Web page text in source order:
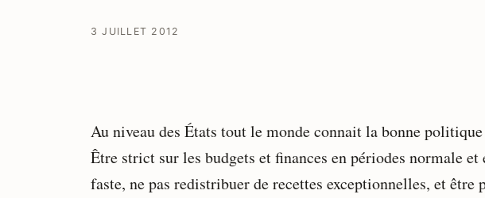
3 JUILLET 2012
Au niveau des États tout le monde connait la bonne
Être strict sur les budgets et finances en périodes normale et
faste, ne pas redistribuer de recettes exceptionnelles, et être